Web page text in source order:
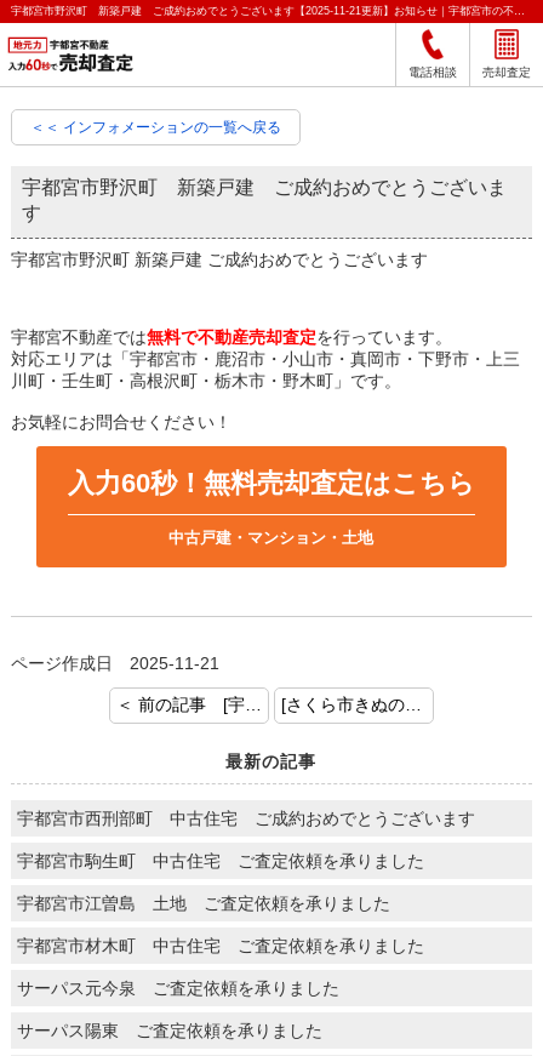
宇都宮市野沢町 新築戸建 ご成約おめでとうございます【2025-11-21更新】お知らせ｜宇都宮市の不動産をクイック売却査定｜宇都宮不動産
電話相談 売却査定
＜＜ インフォメーションの一覧へ戻る
宇都宮市野沢町 新築戸建 ご成約おめでとうございま
す
宇都宮市野沢町 新築戸建 ご成約おめでとうございます
宇都宮不動産では無料で不動産売却査定を行っています。
対応エリアは「宇都宮市・鹿沼市・小山市・真岡市・下野市・上三
川町・壬生町・高根沢町・栃木市・野木町」です。
お気軽にお問合せください！
入力60秒！無料売却査定はこちら
中古戸建・マンション・土地
ページ作成日 2025-11-21
＜ 前の記事 [宇都宮市宝木本町 ご査定依頼を頂きました。] [さくら市きぬの里 土地建物 ご成約おめでとうございます] 次の記事 ＞
最新の記事
宇都宮市西刑部町 中古住宅 ご成約おめでとうございます
宇都宮市駒生町 中古住宅 ご査定依頼を承りました
宇都宮市江曽島 土地 ご査定依頼を承りました
宇都宮市材木町 中古住宅 ご査定依頼を承りました
サーパス元今泉 ご査定依頼を承りました
サーパス陽東 ご査定依頼を承りました